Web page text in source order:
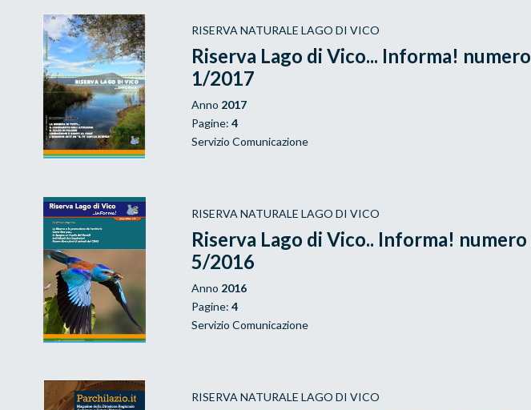
RISERVA NATURALE LAGO DI VICO
Riserva Lago di Vico... Informa! numero
1/2017
Anno 2017
Pagine: 4
Servizio Comunicazione
RISERVA NATURALE LAGO DI VICO
Riserva Lago di Vico.. Informa! numero
5/2016
Anno 2016
Pagine: 4
Servizio Comunicazione
RISERVA NATURALE LAGO DI VICO